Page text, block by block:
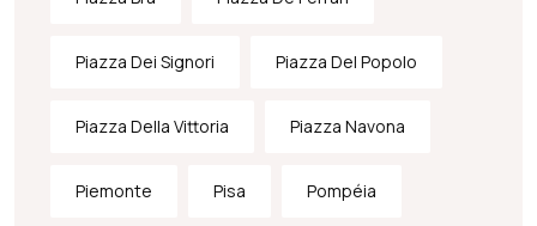
Piazza Dei Signori Piazza Del Popolo
Piazza Della Vittoria Piazza Navona
Piemonte Pisa Pompéia